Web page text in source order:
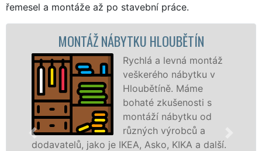
řemesel a montáže až po stavební práce.
MONTÁŽ NÁBYTKU HLOUBĚTÍN
Rychlá a levná montáž
veškerého nábytku v
Hloubětíně. Máme
bohaté zkušenosti s
montáží nábytku od
různých výrobců a
jako je IKEA, Asko, KIKA a další.